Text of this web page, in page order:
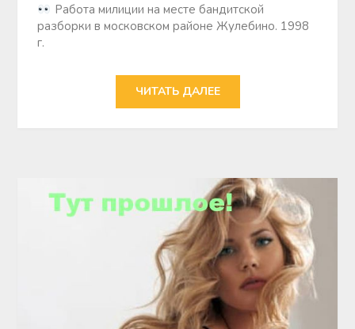
Работа милиции на месте бандитской
разборки в московском районе Жулебино. 1998
г.
ЧИТАТЬ ДАЛЕЕ